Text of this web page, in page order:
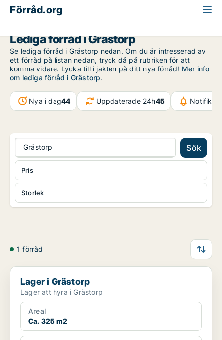
Förråd.org
Lediga förråd i Grästorp
Se lediga förråd i Grästorp nedan. Om du är intresserad av
ett förråd på listan nedan, tryck då på rubriken för att
komma vidare. Lycka till i jakten på ditt nya förråd! Mer info
om lediga förråd i Grästorp.
Nya i dag44 Uppdaterade 24h45
Grästorp Sök
Storlek
Pris
1 förråd
Lager i Grästorp
Lager i Grästorp
Lager att hyra i Grästorp
Areal
Ca. 325 m2